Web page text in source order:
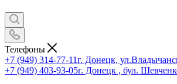
Телефоны
+7 (949) 314-77-11г. Донецк,
+7 (949) 403-93-05г. Донецк , бул.